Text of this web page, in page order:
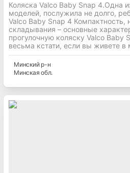
Коляска Valco Baby Snap 4.Одна
моделей, послужила не долго,
Valco Baby Snap 4 Компактность,
складывания – основные
прогулочную коляску Valco Baby
весьма кстати, если вы живете в
Минскийр-н
Минская обл.